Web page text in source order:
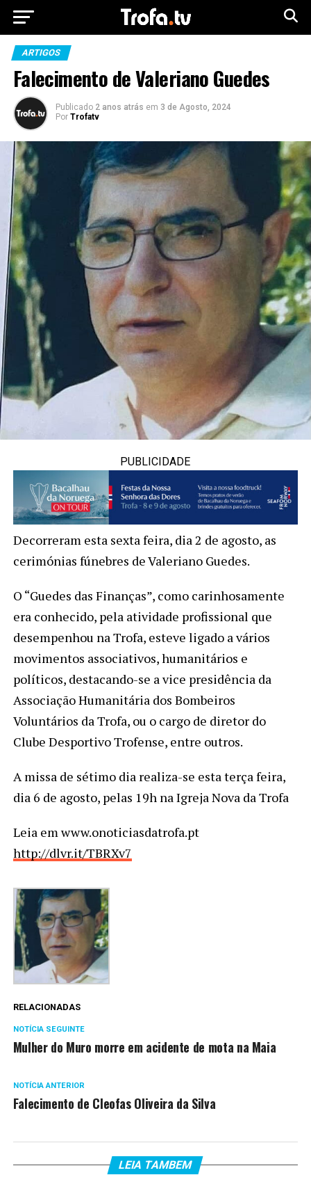
ARTIGOS
Falecimento de Valeriano Guedes
Publicado 2 anos atrás em 3 de Agosto, 2024
Por Trofatv
PUBLICIDADE
Decorreram esta sexta feira, dia 2 de agosto, as
cerimónias fúnebres de Valeriano Guedes.
O “Guedes das Finanças”, como carinhosamente
era conhecido, pela atividade profissional que
desempenhou na Trofa, esteve ligado a vários
movimentos associativos, humanitários e
políticos, destacando-se a vice presidência da
Associação Humanitária dos Bombeiros
Voluntários da Trofa, ou o cargo de diretor do
Clube Desportivo Trofense, entre outros.
A missa de sétimo dia realiza-se esta terça feira,
dia 6 de agosto, pelas 19h na Igreja Nova da Trofa
Leia em www.onoticiasdatrofa.pt
http://dlvr.it/TBRXv7
RELACIONADAS
NOTÍCIA SEGUINTE
Mulher do Muro morre em acidente de mota na Maia
NOTÍCIA ANTERIOR
Falecimento de Cleofas Oliveira da Silva
LEIA TAMBEM